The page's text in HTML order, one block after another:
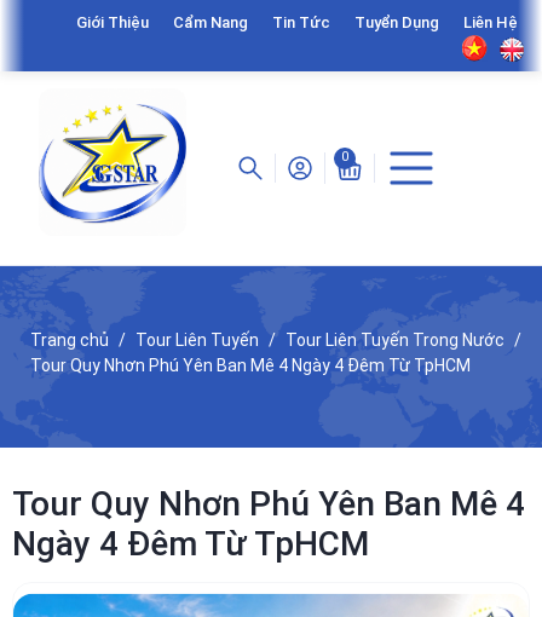
Giới Thiệu Cẩm Nang Tin Tức Tuyển Dụng Liên Hệ
0
Trang chủ Tour Liên Tuyến
Tour Liên Tuyến Trong Nước
Tour Quy Nhơn Phú Yên Ban Mê 4 Ngày 4 Đêm Từ TpHCM
Tour Quy Nhơn Phú Yên Ban Mê 4
Ngày 4 Đêm Từ TpHCM